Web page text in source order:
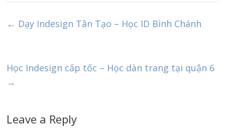
← Dạy Indesign Tân Tạo – Học ID Bình Chánh
Học Indesign cấp tốc – Học dàn trang tại quận 6
→
Leave a Reply